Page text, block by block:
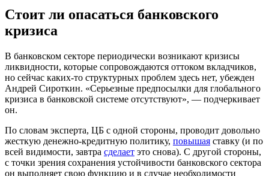
Стоит ли опасаться банковского
кризиса
В банковском секторе периодически возникают кризисы
ликвидности, которые сопровождаются оттоком вкладчиков,
но сейчас каких-то структурных проблем здесь нет, убежден
Андрей Сироткин. «Серьезные предпосылки для глобального
кризиса в банковской системе отсутствуют», — подчеркивает
он.
По словам эксперта, ЦБ с одной стороны, проводит довольно
жесткую денежно-кредитную политику, повышая ставку (и по
всей видимости, завтра сделает это снова). С другой стороны,
с точки зрения сохранения устойчивости банковского сектора
он выполняет свою функцию и в случае необходимости